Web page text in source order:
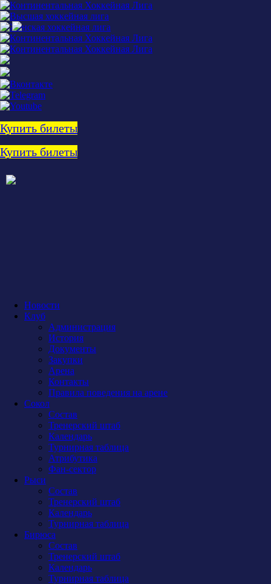
Купить билеты
Купить билеты
Новости
Клуб
Администрация
История
Документы
Закупки
Арена
Контакты
Правила поведения на арене
Сокол
Состав
Тренерский штаб
Календарь
Турнирная таблица
Атрибутика
Фан-сектор
Рыси
Состав
Тренерский штаб
Календарь
Турнирная таблица
Бирюса
Состав
Тренерский штаб
Календарь
Турнирная таблица